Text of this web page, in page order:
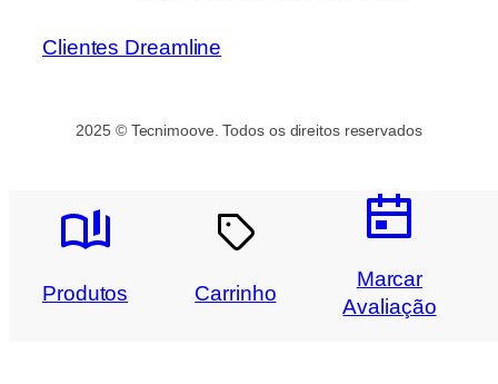
Clientes Dreamline
2025 © Tecnimoove. Todos os direitos reservados
Produtos Carrinho
Marcar
Avaliação